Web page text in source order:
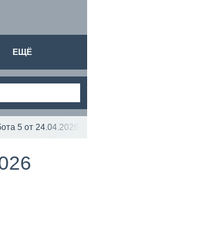
ЕЩЁ
5 от 24.04.2026 Подробный разбор всех заданий